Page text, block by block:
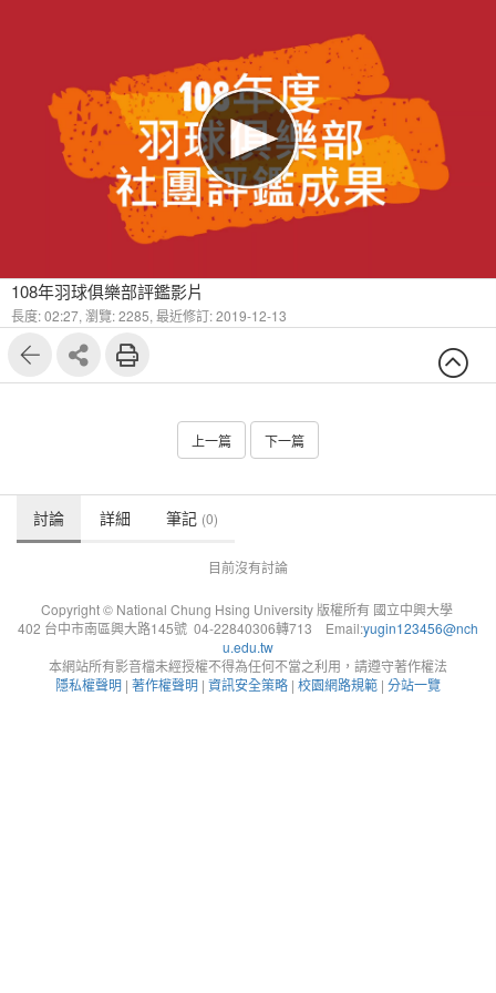
108年羽球俱樂部評鑑影片
長度: 02:27, 瀏覽: 2285, 最近修訂: 2019-12-13
上一篇 下一篇
討論 詳細 筆記 (0)
目前沒有討論
Copyright © National Chung Hsing University 版權所有 國立中興大學
402 台中市南區興大路145號 04-22840306轉713 Email:yugin123456@nch
u.edu.tw
本網站所有影音檔未經授權不得為任何不當之利用，請遵守著作權法
隱私權聲明 | 著作權聲明 | 資訊安全策略 | 校園網路規範 | 分站一覽